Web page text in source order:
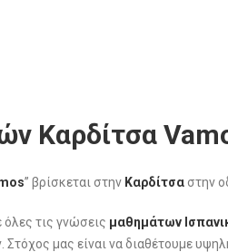
Καρδίτσα
” βρίσκεται στην Καρδίτσαστην
τις γνώσεις μαθημάτων
μας είναι να διαθέτουμε